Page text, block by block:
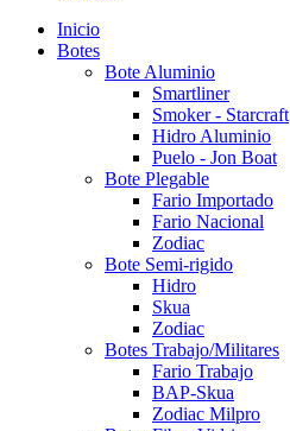
Inicio
Botes
Bote Aluminio
Smartliner
Smoker - Starcraft
Hidro Aluminio
Puelo - Jon Boat
Bote Plegable
Fario Importado
Fario Nacional
Zodiac
Bote Semi-rigido
Hidro
Skua
Zodiac
Botes Trabajo/Militares
Fario Trabajo
BAP-Skua
Zodiac Milpro